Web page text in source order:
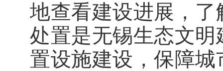
地查看建设进展，
处置是无锡生态文
置设施建设，保障